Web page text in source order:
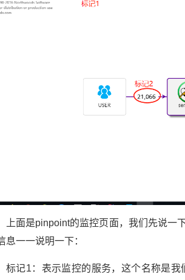
上面是pinpoint的监控页面，我们先说
息一一说明一下：
标记1：表示监控的服务，这个名称是我